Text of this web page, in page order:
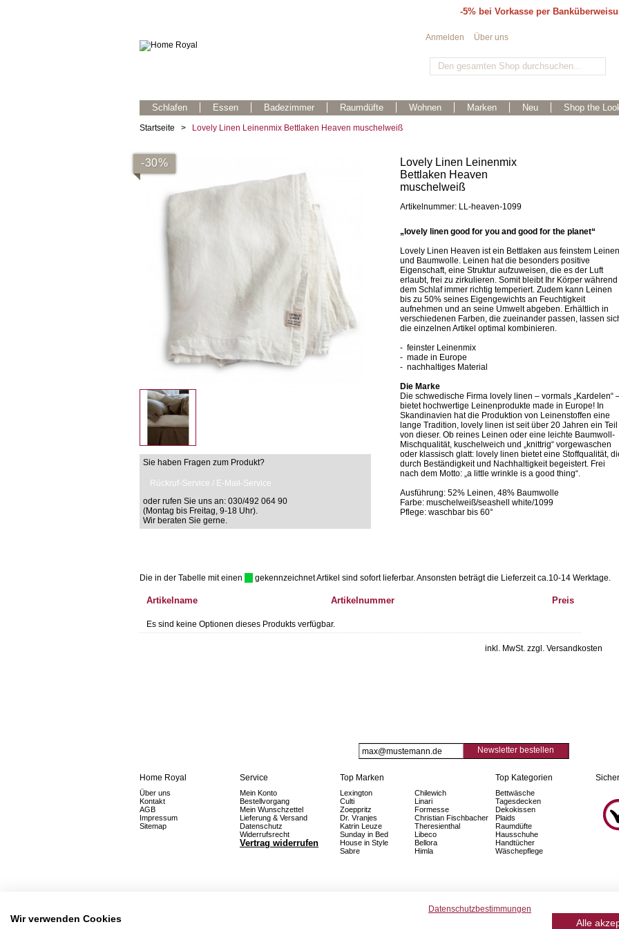
-5% bei Vorkasse per
Schlafen Essen Badezimmer Raumdüfte Wohnen Marken Neu Shop the
Anmelden Über uns
Startseite > Lovely Linen Leinenmix Bettlaken Heaven muschelweiß
-30%
Sie haben Fragen zum Produkt?
Rückruf-Service / E-Mail-Service
oder rufen Sie uns an: 030/492 064 90
(Montag bis Freitag, 9-18 Uhr).
Wir beraten Sie gerne.
Lovely Linen Leinenmix
Bettlaken Heaven
muschelweiß
Artikelnummer: LL-heaven-1099
„lovely linen good for you and good for the planet“
Lovely Linen Heaven ist ein Bettlaken aus feinstem Leinen
und Baumwolle. Leinen hat die besonders positive
Eigenschaft, eine Struktur aufzuweisen, die es der Luft
erlaubt, frei zu zirkulieren. Somit bleibt Ihr Körper während
dem Schlaf immer richtig temperiert. Zudem kann Leinen
bis zu 50% seines Eigengewichts an Feuchtigkeit
aufnehmen und an seine Umwelt abgeben. Erhältlich in
verschiedenen Farben, die zueinander passen, lassen
die einzelnen Artikel optimal kombinieren.
- feinster Leinenmix
- made in Europe
- nachhaltiges Material
Die Marke
Die schwedische Firma lovely linen – vormals „Kardelen“
bietet hochwertige Leinenprodukte made in Europe! In
Skandinavien hat die Produktion von Leinenstoffen eine
lange Tradition, lovely linen ist seit über 20 Jahren ein Teil
von dieser. Ob reines Leinen oder eine leichte Baumwoll-
Mischqualität, kuschelweich und „knittrig“ vorgewaschen
oder klassisch glatt: lovely linen bietet eine Stoffqualität,
durch Beständigkeit und Nachhaltigkeit begeistert. Frei
nach dem Motto: „a little wrinkle is a good thing“.
Ausführung: 52% Leinen, 48% Baumwolle
Farbe: muschelweiß/seashell white/1099
Pflege: waschbar bis 60°
Die in der Tabelle mit einen gekennzeichnet Artikel sind sofort lieferbar.Ansonsten beträgt die Lieferzeit ca.10-14 Werktage.
Artikelname Artikelnummer Preis
Es sind keine Optionen dieses Produkts verfügbar.
inkl. MwSt. zzgl. Versandkosten
Newsletter bestellen
Home Royal
Über uns
Kontakt
AGB
Impressum
Sitemap
Service
Mein Konto
Bestellvorgang
Mein Wunschzettel
Lieferung & Versand
Datenschutz
Widerrufsrecht
Vertrag widerrufen
Top Marken
Lexington
Chilewich
Culti
Linari
Zoeppritz
Formesse
Dr. Vranjes
Christian Fischbacher
Katrin Leuze
Theresienthal
Sunday in Bed
Libeco
House in Style
Bellora
Sabre
Himla
Top Kategorien
Bettwäsche
Tagesdecken
Dekokissen
Plaids
Raumdüfte
Hausschuhe
Handtücher
Wäschepflege
Datenschutzbestimmungen
Wir verwenden Cookies Alle